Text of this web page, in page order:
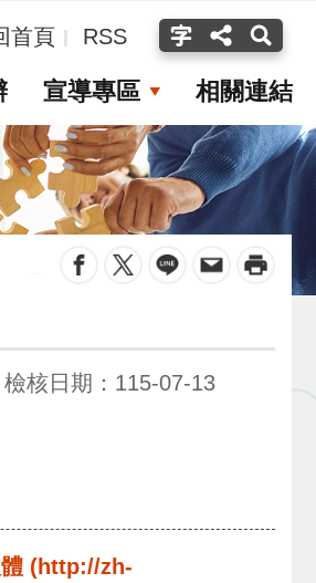
首頁 RSS
宣導專區 相關連結
檢核日期：115-07-13
體 (http://zh-